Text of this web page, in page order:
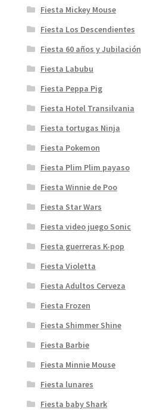
Fiesta Mickey Mouse
Fiesta Los Descendientes
Fiesta 60 años y Jubilación
Fiesta Labubu
Fiesta Peppa Pig
Fiesta Hotel Transilvania
Fiesta tortugas Ninja
Fiesta Pokemon
Fiesta Plim Plim payaso
Fiesta Winnie de Poo
Fiesta Star Wars
Fiesta video juego Sonic
Fiesta guerreras K-pop
Fiesta Violetta
Fiesta Adultos Cerveza
Fiesta Frozen
Fiesta Shimmer Shine
Fiesta Barbie
Fiesta Minnie Mouse
Fiesta lunares
Fiesta baby Shark